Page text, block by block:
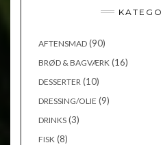
AFTENSMAD (90)
BRØD & BAGVÆRK (16)
DESSERTER (10)
DRESSING/OLIE (9)
DRINKS (3)
FISK (8)